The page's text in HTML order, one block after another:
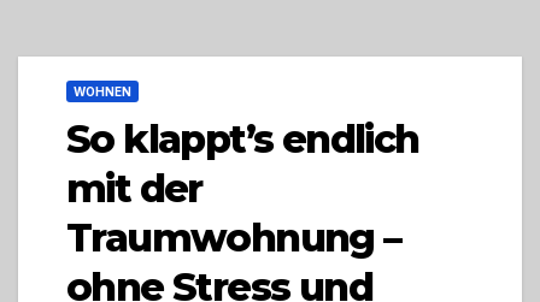
WOHNEN
So klappt’s endlich
mit der
Traumwohnung –
ohne Stress und